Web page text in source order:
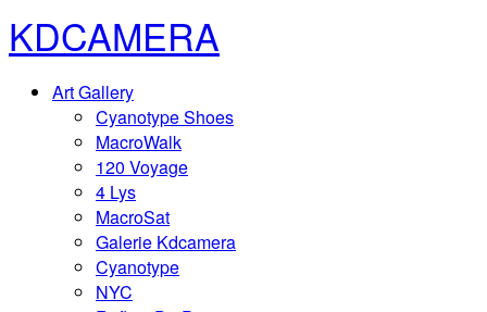
KDCAMERA
Art Gallery
Cyanotype Shoes
MacroWalk
120 Voyage
4 Lys
MacroSat
Galerie Kdcamera
Cyanotype
NYC